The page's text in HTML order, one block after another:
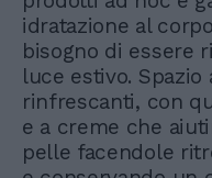
idratazione al
bisogno di essere
luce estivo.
rinfrescanti, con
e a creme che
pelle facendole